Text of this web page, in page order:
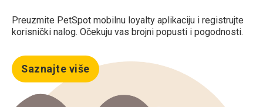
Preuzmite PetSpot mobilnu loyalty aplikaciju i registrujte
korisnički nalog. Očekuju vas brojni popusti i pogodnosti.
Saznajte više